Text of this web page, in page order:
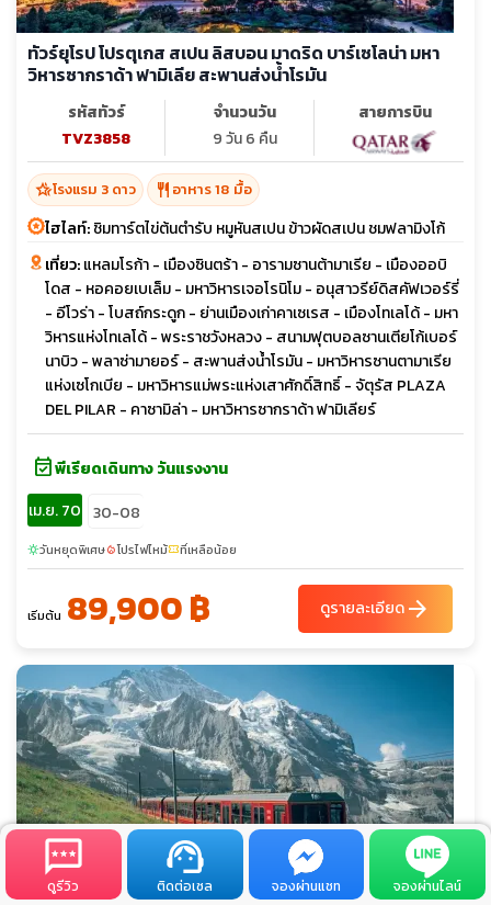
ทัวร์ยุโรป โปรตุเกส สเปน ลิสบอน มาดริด บาร์เซโลน่า มหา
วิหารซากราด้า ฟามิเลีย สะพานส่งน้ำโรมัน
รหัสทัวร์
TVZ3858
จำนวนวัน
9 วัน 6 คืน
สายการบิน
hotel_classโรงแรม 3 ดาว restaurant อาหาร 18 มื้อ
ไฮไลท์:ชิมทาร์ตไข่ต้นตำรับ หมูหันสเปน ข้าวผัดสเปน ชมฟลามิงโก้
เที่ยว:แหลมโรก้า - เมืองซินตร้า - อารามซานต้ามาเรีย - เมืองออบิ
โดส - หอคอยเบเล็ม - มหาวิหารเจอโรนิโม - อนุสาวรีย์ดิสคัฟเวอร์รี่
- อีโวร่า - โบสถ์กระดูก - ย่านเมืองเก่าคาเซเรส - เมืองโทเลโด้ - มหา
วิหารแห่งโทเลโด้ - พระราชวังหลวง - สนามฟุตบอลซานเตียโก้เบอร์
นาบิว - พลาซ่ามายอร์ - สะพานส่งน้ำโรมัน - มหาวิหารซานตามาเรีย
แห่งเซโกเบีย - มหาวิหารแม่พระแห่งเสาศักดิ์สิทธิ์ - จัตุรัส PLAZA
DEL PILAR - คาซามิล่า - มหาวิหารซากราด้า ฟามิเลียร์
event_availableพีเรียดเดินทาง วันแรงงาน
เม.ย. 70 30-08
sunnyวันหยุดพิเศษlocal_fire_departmentโปรไฟไหม้confirmation_numberที่เหลือน้อย
เริ่มต้น 89,900 ฿ ดูรายละเอียดarrow_forward
ดูรีวิว ติดต่อเซล จองผ่านแชท จองผ่านไลน์